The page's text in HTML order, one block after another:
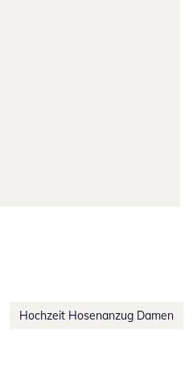
Hochzeit Hosenanzug Damen